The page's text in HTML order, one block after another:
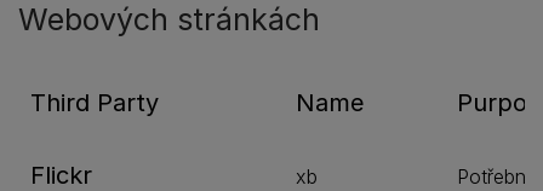
Webových stránkách
Third Party Name
Flickr xb
Potřebné